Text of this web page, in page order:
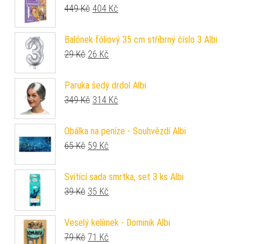
449Kč Původní cena byla: 449 Kč.
404 Kč
Balónek fóliový 35 cm stříbrný číslo 3 Albi
29Kč Původní cena byla: 29 Kč.
26 Kč
Paruka šedý drdol Albi
349Kč Původní cena byla: 349 Kč.
314 Kč
Obálka na peníze - Souhvězdí Albi
65Kč Původní cena byla: 65 Kč.
59 Kč
Svítící sada smrtka, set 3 ks Albi
39Kč Původní cena byla: 39 Kč.
35 Kč
Veselý kelímek - Dominik Albi
79Kč Původní cena byla: 79 Kč.
71 Kč